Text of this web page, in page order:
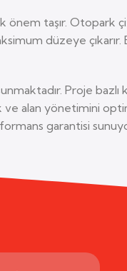
taşır. Otopark
düzeye çıkarır.
Proje
alan yönetimini
garantisi